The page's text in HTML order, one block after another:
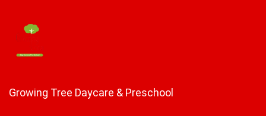
Growing Tree Daycare & Preschool